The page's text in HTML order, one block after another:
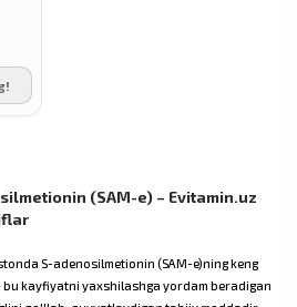
(SAM-e) – Evitamin.uz
S-adenosilmetionin (SAM-e)ning keng
kayfiyatni yaxshilashga yordam beradigan